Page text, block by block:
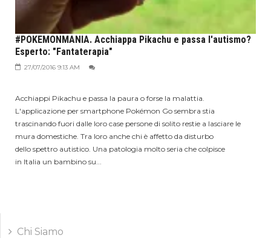
#POKEMONMANIA. Acchiappa Pikachu e passa l'autismo?
Esperto: "Fantaterapia"
27/07/2016 9:13 AM
Acchiappi Pikachu e passa la paura o forse la malattia.
L'applicazione per smartphone Pokémon Go sembra stia
trascinando fuori dalle loro case persone di solito restie a lasciare le
mura domestiche. Tra loro anche chi è affetto da disturbo
dello spettro autistico. Una patologia molto seria che colpisce
in Italia un bambino su...
Chi Siamo